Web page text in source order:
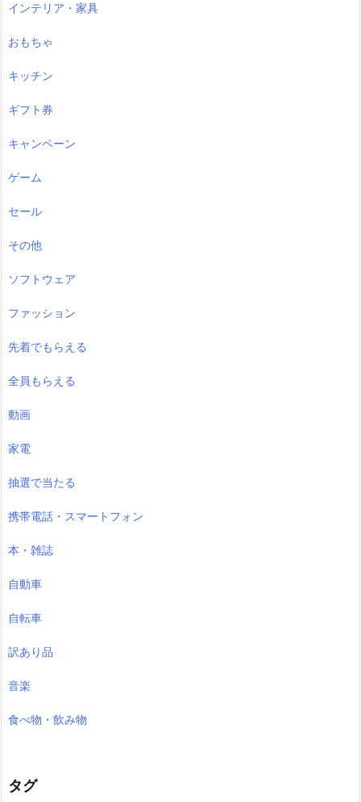
インテリア・家具
おもちゃ
キッチン
ギフト券
キャンペーン
ゲーム
セール
その他
ソフトウェア
ファッション
先着でもらえる
全員もらえる
動画
家電
抽選で当たる
携帯電話・スマートフォン
本・雑誌
自動車
自転車
訳あり品
音楽
食べ物・飲み物
タグ